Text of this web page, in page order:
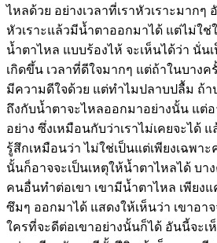
ไหลด้วย อย่างเวลาที่เราหัวเราะมาก
หัวเราะแล้วมีน้ำตาออกมาได้ แต่ไม่ใ
น้ำตาไหล แบบร้องไห้ จะเห็นได้ว่า นั่
เกิดขึ้น เวลาที่ดีใจมากๆ แต่ถ้าในบางค
มีความดีใจด้วย แต่ทำไมปลาบปลื้ม ถ้
ถึงกับน้ำตาจะไหลออกมาอย่างนั้น แต่
อย่าง ซึ่งเหมือนกับว่าเราไม่เคยจะได้
รู้สึกเหมือนว่า ไม่ใช่เป็นแต่เพียงเฉพา
นั้นก็อาจจะเป็นเหตุให้น้ำตาไหลได้ บา
คนอื่นทำต่อเขา เขามีน้ำตาไหล เพียง
ซึมๆ ออกมาได้ แสดงให้เห็นว่า เขาอา
ใครที่จะดีต่อเขาอย่างนั้นก็ได้ อันนี้จะเ